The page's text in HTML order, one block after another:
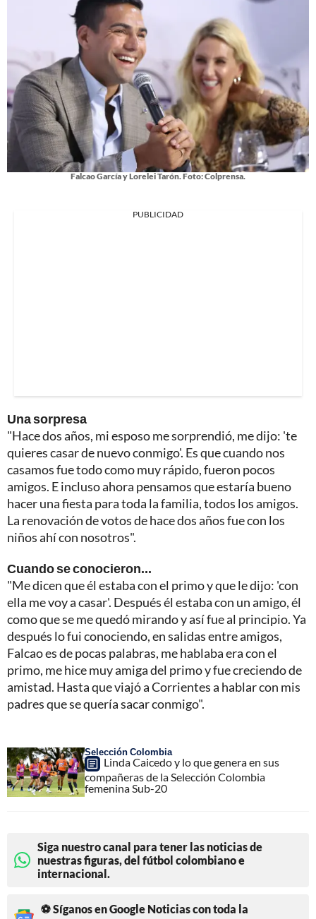
Falcao García y Lorelei Tarón. Foto: Colprensa.
PUBLICIDAD
Una sorpresa
"Hace dos años, mi esposo me sorprendió, me dijo: 'te
quieres casar de nuevo conmigo'. Es que cuando nos
casamos fue todo como muy rápido, fueron pocos
amigos. E incluso ahora pensamos que estaría bueno
hacer una fiesta para toda la familia, todos los amigos.
La renovación de votos de hace dos años fue con los
niños ahí con nosotros".
Cuando se conocieron...
"Me dicen que él estaba con el primo y que le dijo: 'con
ella me voy a casar'. Después él estaba con un amigo, él
como que se me quedó mirando y así fue al principio. Ya
después lo fui conociendo, en salidas entre amigos,
Falcao es de pocas palabras, me hablaba era con el
primo, me hice muy amiga del primo y fue creciendo de
amistad. Hasta que viajó a Corrientes a hablar con mis
padres que se quería sacar conmigo".
Selección Colombia
Linda Caicedo y lo que genera en sus
compañeras de la Selección Colombia
femenina Sub-20
Siga nuestro canal para tener las noticias de
nuestras figuras, del fútbol colombiano e
internacional.
⚽ Síganos en Google Noticias con toda la